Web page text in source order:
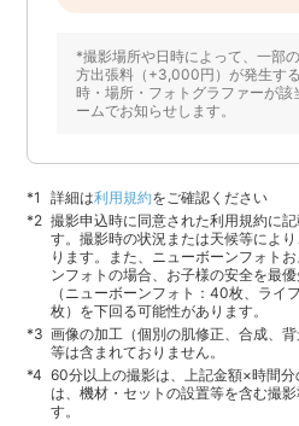
*撮影場所や日時によって、一部
方出張料（+3,000円）が発生す
時・場所・フォトグラファーが該
ームでお知らせします。
詳細は利用規約をご確認ください
撮影申込時に同意された利用規約に
す。撮影時の状況または天候等によ
ります。また、ニューボーンフォト
ンフォトの場合、お子様の安全を最
（ニューボーンフォト：40枚、ライ
枚）を下回る可能性があります。
画像の加工（個別の肌修正、合成、
等は含まれておりません。
60分以上の撮影は、上記金額×時間
は、機材・セットの設置等を含む撮
す。